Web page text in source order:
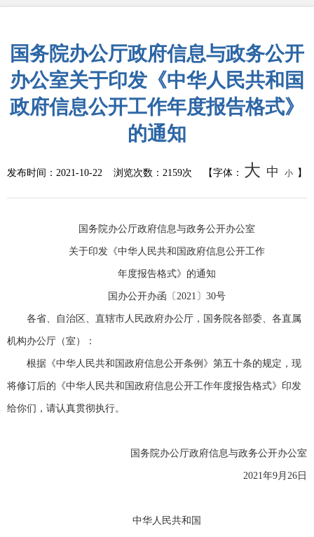
国务院办公厅政府信息与政务公开
办公室关于印发《中华人民共和国
政府信息公开工作年度报告格式》
的通知
发布时间： 2021-10-22 浏览次数： 2159次 【字体： 大 中 小 】
国务院办公厅政府信息与政务公开办公室
关于印发《中华人民共和国政府信息公开工作
年度报告格式》的通知
国办公开办函〔2021〕30号
各省、自治区、直辖市人民政府办公厅，国务院各部委、各直属
机构办公厅（室）：
根据《中华人民共和国政府信息公开条例》第五十条的规定，现
将修订后的《中华人民共和国政府信息公开工作年度报告格式》印发
给你们，请认真贯彻执行。
国务院办公厅政府信息与政务公开办公室
2021年9月26日
中华人民共和国